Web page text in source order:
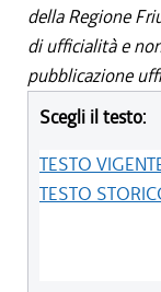
della Regione
di ufficialità e
pubblicazione
Scegli il testo:
TESTO
TESTO